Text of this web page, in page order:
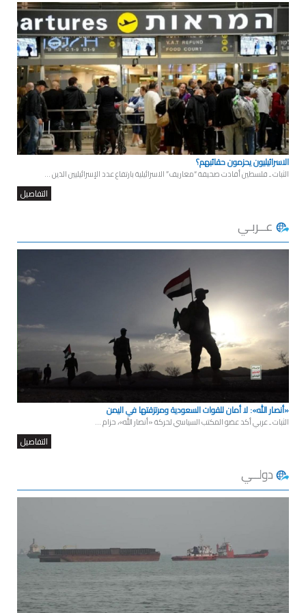
الاسرائيليون يحزمون حقائبهم؟
الثبات ـ فلسطين أفادت صحيفة “معاريف” الاسرائيلية بارتفاع عدد الإسرائيليين الذين ...
التفاصيل
عــربـي
«أنصار الله»: لا أمان للقوات السعودية ومرتزقتها في اليمن
الثبات ـ عربي أكد عضو المكتب السياسي لحركة «أنصار الله»، حزام ...
التفاصيل
دولــي